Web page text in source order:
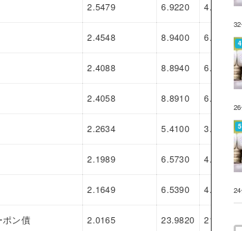
2.5479 6.9220 4.3741
2.4548 8.9400 6.4852
2.4088 8.8940 6.4852
2.4058 8.8910 6.4852
2.2634 5.4100 3.1466
2.1989 6.5730 4.3741
2.1649 6.5390 4.3741
ポン債 2.0165 23.9820 21.9655